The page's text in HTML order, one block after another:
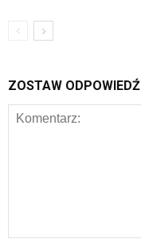
ZOSTAW ODPOWIEDŹ